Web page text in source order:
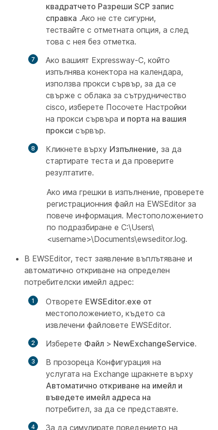
квадратчето Разреши SCP запис
справка .Ако не сте сигурни,
тествайте с отметната опция, а след
това с нея без отметка.
Ако вашият Expressway-C, който
изпълнява конектора на календара,
използва прокси сървър, за да се
свърже с облака за сътрудничество
cisco, изберете Посочете Настройки
на прокси сървъра и порта на вашия
прокси сървър.
Кликнете върху Изпълнение, за да
стартирате теста и да проверите
резултатите.
Ако има грешки в изпълнение, проверете
регистрационния файл на EWSEditor за
повече информация. Местоположението
по подразбиране е C:\Users\
<username>\Documents\ewseditor.log.
В EWSEditor, тест заявление въплътяване и
автоматично откриване на определен
потребителски имейл адрес:
Отворете EWSEditor.exe от
местоположението, където са
извлечени файловете EWSEditor.
Изберете Файл > NewExchangeService.
В прозореца Конфигурация на
услугата на Exchange щракнете върху
Автоматично откриване на имейл и
въведете имейл адреса на
потребител, за да се представяте.
За да симулирате поведението на